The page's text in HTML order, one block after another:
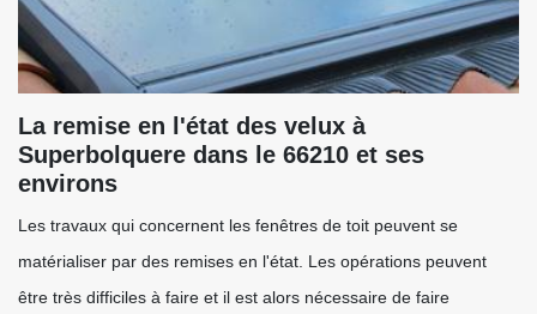
La remise en l'état des velux à
Superbolquere dans le 66210 et ses
environs
Les travaux qui concernent les fenêtres de toit peuvent se
matérialiser par des remises en l'état. Les opérations peuvent
être très difficiles à faire et il est alors nécessaire de faire